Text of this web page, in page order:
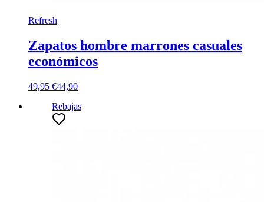
Refresh
Zapatos hombre marrones casuales
económicos
49,95 €44,90
Rebajas